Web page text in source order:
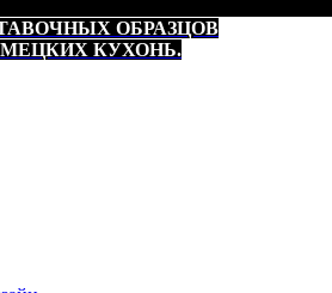
ОБРАЗЦОВ
КУХОНЬ.